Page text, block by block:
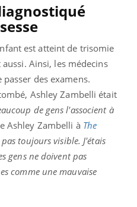
est atteint de trisomie
aussi. Ainsi, les médecins
des examens.
Ashley Zambelli était
de gens l'associent à
Ashley Zambelli à The
pas toujours visible. J'étais
gens ne doivent pas
comme une mauvaise